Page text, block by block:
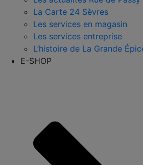
La Carte 24 Sèvres
Les services en magasin
Les services entreprise
L’histoire de La Grande
E-SHOP